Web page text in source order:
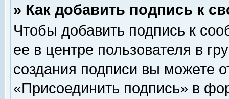
» Как добавить подпись к
Чтобы добавить подпись к
ее в центре пользователя в
создания подписи вы можете
«Присоединить подпись» в